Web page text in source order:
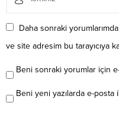
Daha sonraki
ve site adresim bu tarayıcıya
Beni sonraki yorumlar için
Beni yeni yazılarda e-posta